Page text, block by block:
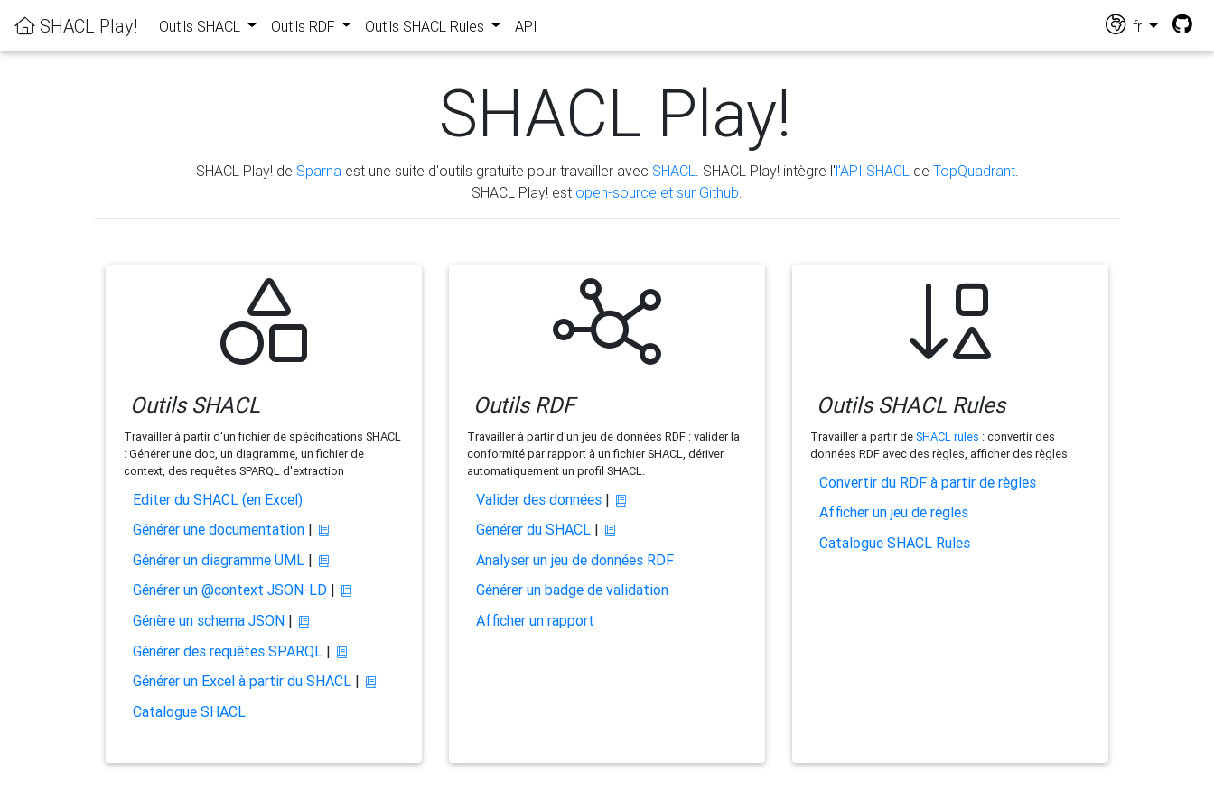
SHACL Play! Outils SHACL Outils RDF Outils SHACL Rules API fr
SHACL Play!
SHACL Play! de Sparna est une suite d'outils gratuite pour travailler avec SHACL . SHACL Play! intègre l'l'API SHACL de TopQuadrant.
SHACL Play! est open-source et sur Github
Outils SHACL
Travailler à partir d'un fichier de spécifications SHACL
: Générer une doc, un diagramme, un fichier de
context, des requêtes SPARQL d'extraction
Editer du SHACL (en Excel)
Générer une documentation|
Générer un diagramme UML|
Générer un @context JSON-LD|
Génère un schema JSON|
Générer des requêtes SPARQL|
Générer un Excel à partir du SHACL|
Catalogue SHACL
Outils RDF
Travailler à partir d'un jeu de données RDF : valider la
conformité par rapport à un fichier SHACL, dériver
automatiquement un profil SHACL.
Valider des données|
Générer du SHACL|
Analyser un jeu de données RDF
Générer un badge de validation
Afficher un rapport
Outils SHACL Rules
Travailler à partir deSHACL rules : convertir des
données RDF avec des règles, afficher des règles.
Convertir du RDF à partir de règles
Afficher un jeu de règles
Catalogue SHACL Rules